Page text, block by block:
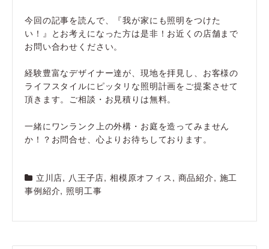
今回の記事を読んで、『我が家にも照明をつけた
い！』とお考えになった方は是非！お近くの店舗まで
お問い合わせください。
経験豊富なデザイナー達が、現地を拝見し、お客様の
ライフスタイルにピッタリな照明計画をご提案させて
頂きます。ご相談・お見積りは無料。
一緒にワンランク上の外構・お庭を造ってみません
か！？お問合せ、心よりお待ちしております。
立川店, 八王子店, 相模原オフィス , 商品紹介, 施工
事例紹介, 照明工事